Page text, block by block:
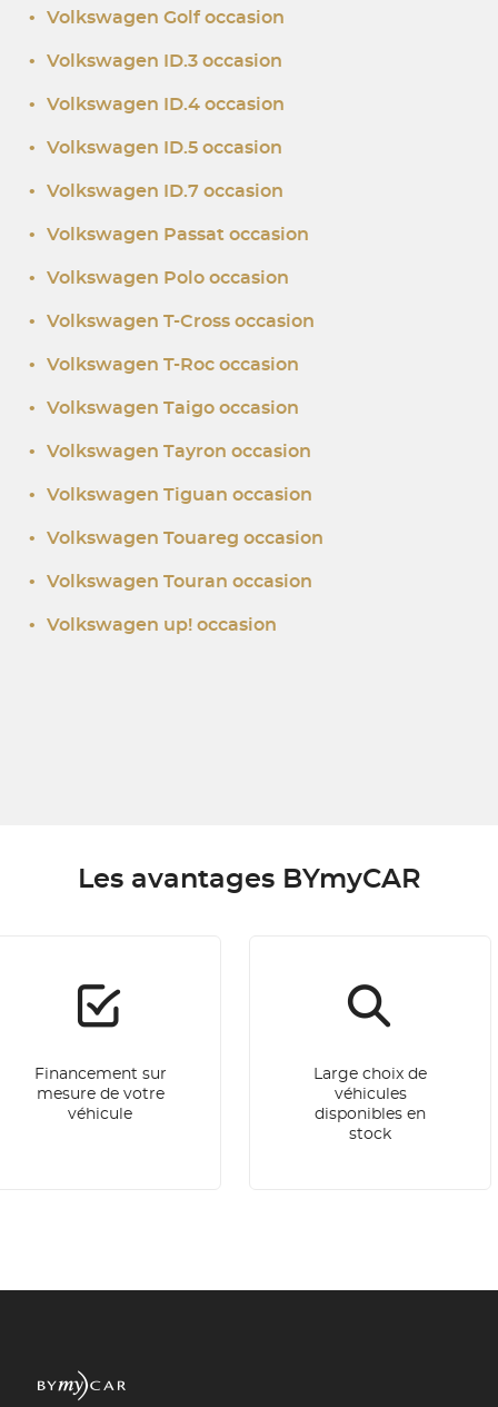
• Volkswagen Golf occasion
• Volkswagen ID.3 occasion
• Volkswagen ID.4 occasion
• Volkswagen ID.5 occasion
• Volkswagen ID.7 occasion
• Volkswagen Passat occasion
• Volkswagen Polo occasion
• Volkswagen T-Cross occasion
• Volkswagen T-Roc occasion
• Volkswagen Taigo occasion
• Volkswagen Tayron occasion
• Volkswagen Tiguan occasion
• Volkswagen Touareg occasion
• Volkswagen Touran occasion
• Volkswagen up! occasion
Les avantages BYmyCAR
Financement sur
mesure de votre
véhicule
Large choix de
véhicules
disponibles en
stock